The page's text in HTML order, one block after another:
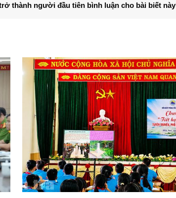
thành người đầu tiên bình luận cho bài biết